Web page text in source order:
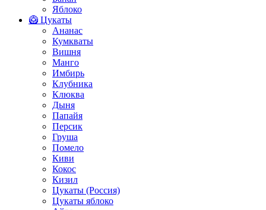
Яблоко
🥝 Цукаты
Ананас
Кумкваты
Вишня
Манго
Имбирь
Клубника
Клюква
Дыня
Папайя
Персик
Груша
Помело
Киви
Кокос
Кизил
Цукаты (Россия)
Цукаты яблоко